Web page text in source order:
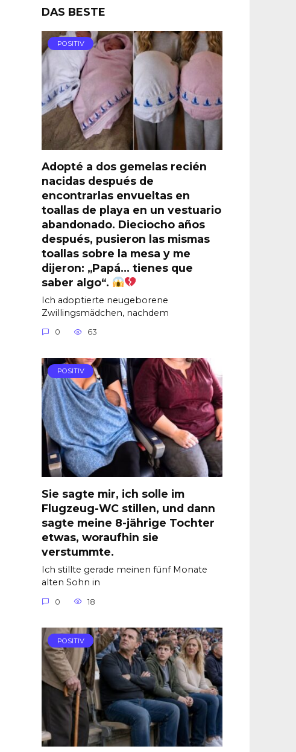
DAS BESTE
POSITIV
Adopté a dos gemelas recién
nacidas después de
encontrarlas envueltas en
toallas de playa en un vestuario
abandonado. Dieciocho años
después, pusieron las mismas
toallas sobre la mesa y me
dijeron: „Papá… tienes que
saber algo“.
Ich adoptierte neugeborene
Zwillingsmädchen, nachdem
0 63
POSITIV
Sie sagte mir, ich solle im
Flugzeug-WC stillen, und dann
sagte meine 8-jährige Tochter
etwas, woraufhin sie
verstummte.
Ich stillte gerade meinen fünf Monate
alten Sohn in
0 18
POSITIV